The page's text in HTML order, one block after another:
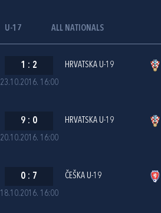
U-17 ALL NATIONALS
23.10.2016. 16:00
1 : 2 HRVATSKA U-19
20.10.2016. 16:00
9 : 0 HRVATSKA U-19
18.10.2016. 16:00
0 : 7 ČEŠKA U-19